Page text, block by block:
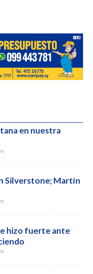
en nuestra
Silverstone; Martín
hizo fuerte ante